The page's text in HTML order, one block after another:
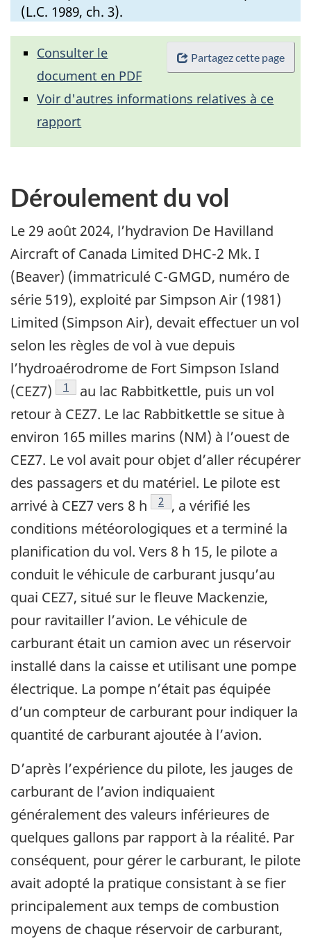
(L.C. 1989, ch. 3).
Partagez cette page
Consulter le
document en PDF
Voir d'autres informations relatives à ce
rapport
Déroulement du vol
Le 29 août 2024, l’hydravion De Havilland
Aircraft of Canada Limited DHC-2 Mk. I
(Beaver) (immatriculé C-GMGD, numéro de
série 519), exploité par Simpson Air (1981)
Limited (Simpson Air), devait effectuer un vol
selon les règles de vol à vue depuis
l’hydroaérodrome de Fort Simpson Island
(CEZ7)
1
au lac Rabbitkettle, puis un vol
retour à CEZ7. Le lac Rabbitkettle se situe à
environ 165 milles marins (NM) à l’ouest de
CEZ7. Le vol avait pour objet d’aller récupérer
des passagers et du matériel. Le pilote est
arrivé à CEZ7 vers 8 h
2 , a vérifié les
conditions météorologiques et a terminé la
planification du vol. Vers 8 h 15, le pilote a
conduit le véhicule de carburant jusqu’au
quai CEZ7, situé sur le fleuve Mackenzie,
pour ravitailler l’avion. Le véhicule de
carburant était un camion avec un réservoir
installé dans la caisse et utilisant une pompe
électrique. La pompe n’était pas équipée
d’un compteur de carburant pour indiquer la
quantité de carburant ajoutée à l’avion.
D’après l’expérience du pilote, les jauges de
carburant de l’avion indiquaient
généralement des valeurs inférieures de
quelques gallons par rapport à la réalité. Par
conséquent, pour gérer le carburant, le pilote
avait adopté la pratique consistant à se fier
principalement aux temps de combustion
moyens de chaque réservoir de carburant,